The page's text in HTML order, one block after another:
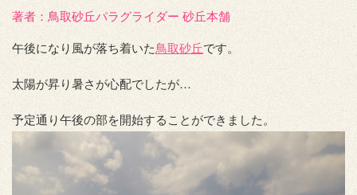
著者：️鳥取砂丘パラグライダー 砂丘本舗
午後になり風が落ち着いた鳥取砂丘です。
太陽が昇り暑さが心配でしたが…
予定通り午後の部を開始することができました。